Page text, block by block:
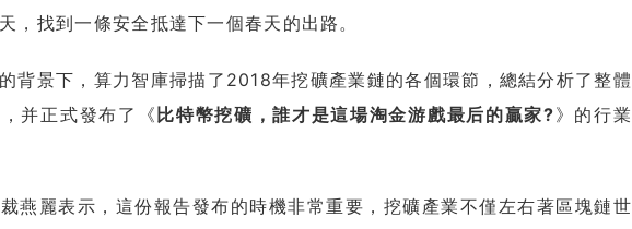
，找到一條安全抵達下一個春天的出路。
景下，算力智庫掃描了2018年挖礦產業鏈的各個環節，總結分析了整體
并正式發布了《 比特幣挖礦，誰才是這場淘金游戲最后的贏家?》的行業
麗表示，這份報告發布的時機非常重要，挖礦產業不僅左右著區塊鏈世